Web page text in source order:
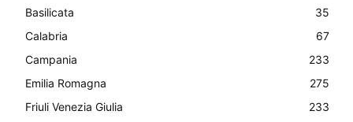
Basilicata
35
Calabria
67
Campania
233
Emilia Romagna
275
Friuli Venezia Giulia
233